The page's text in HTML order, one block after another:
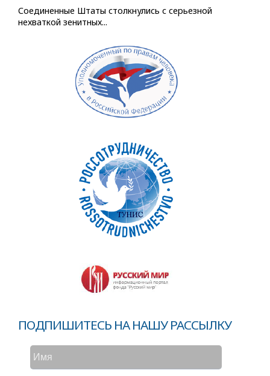
Соединенные Штаты столкнулись с серьезной
нехваткой зенитных...
ПОДПИШИТЕСЬ НА НАШУ РАССЫЛКУ